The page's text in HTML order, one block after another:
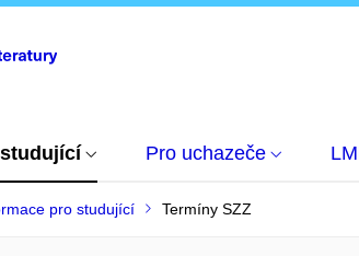
Pro uchazeče
pro studující Termíny SZZ